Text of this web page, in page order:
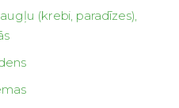
(krebi, paradīzes),